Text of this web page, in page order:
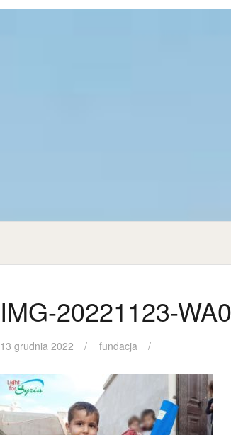
IMG-20221123-
13 grudnia 2022 fundacja